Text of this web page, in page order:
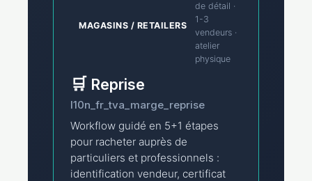
MAGASINS / RETAILERS
de détail ·
1-3
vendeurs ·
atelier
physique
🛒 Reprise
l10n_fr_tva_marge_reprise
Workflow guidé en 5+1 étapes
pour racheter auprès de
particuliers et professionnels :
identification vendeur, certificat